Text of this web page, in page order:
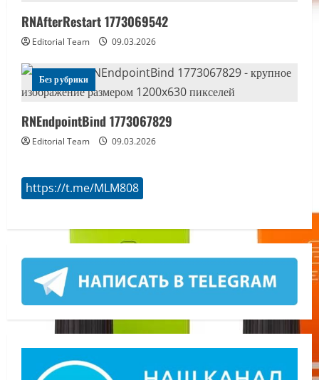
RNAfterRestart 1773069542
Editorial Team 09.03.2026
Без рубрики
RNEndpointBind 1773067829
Editorial Team 09.03.2026
https://t.me/MLM808